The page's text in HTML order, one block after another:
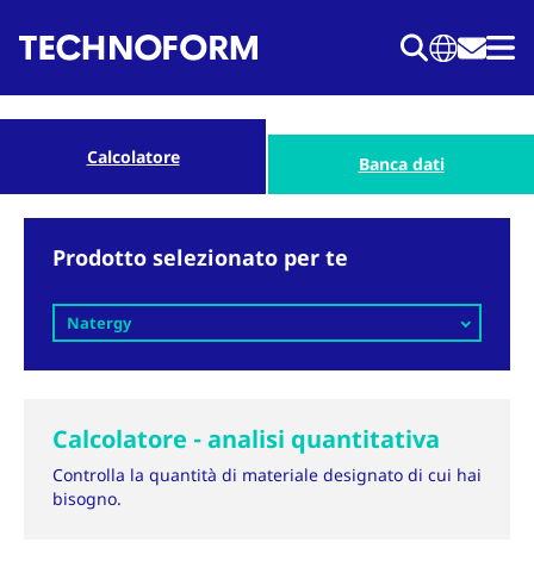
principale
Calcolatore Banca dati
Prodotto selezionato per te
Natergy
Calcolatore - analisi quantitativa
Controlla la quantità di materiale designato di cui hai
bisogno.